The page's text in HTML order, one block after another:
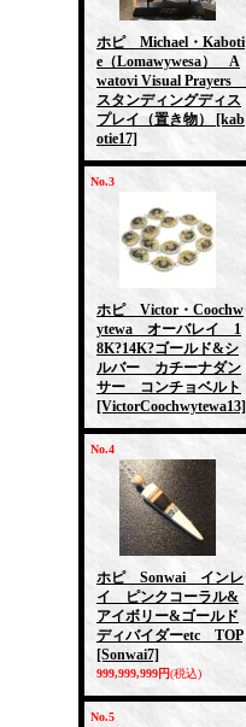
ホピ Michael・Kaboti
e（Lomawywesa） A
watovi Visual Prayers
スタンディングディス
プレイ（置き物）
[kab
otie17]
No.3
ホピ Victor・Coochw
ytewa オーバレイ 1
8K?14K?ゴールド&シ
ルバー カチーナダン
サー コンチョベルト
[VictorCoochwytewa13]
No.4
ホピ Sonwai インレ
イ ピンクコーラル&
アイボリー&ゴールド
ディバイダーetc TOP
[Sonwai7]
999,999,999円(税込)
No.5